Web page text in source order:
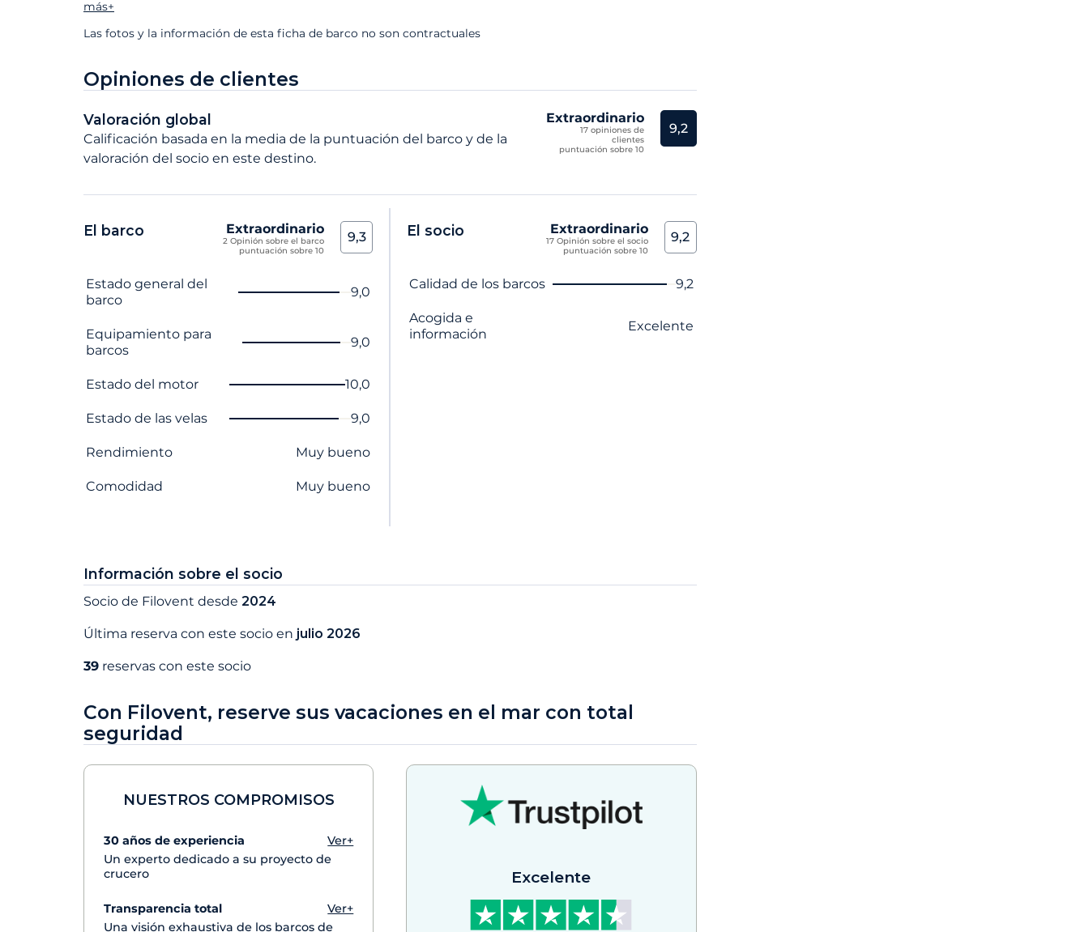
más+
Las fotos y la información de esta ficha de barco no son contractuales
Opiniones de clientes
Valoración global
Calificación basada en la media de la puntuación del barco y de la
valoración del socio en este destino.
Extraordinario
17 opiniones de
clientes
puntuación sobre 10
9,2
El barco Extraordinario
2 Opinión sobre el barco
puntuación sobre 10
9,3
Nombre del criterio
Estado general del
barco
9,0
Equipamiento para
barcos
9,0
Estado del motor 10,0
Estado de las velas 9,0
Rendimiento Muy bueno
Comodidad Muy bueno
El socio Extraordinario
17 Opinión sobre el socio
puntuación sobre 10
9,2
Nombre del criterio Nota
Calidad de los barcos 9,2
Acogida e
información
Excelente
Información sobre el socio
Socio de Filovent desde 2024
Última reserva con este socio en julio 2026
39 reservas con este socio
Con Filovent, reserve sus vacaciones en el mar con total
seguridad
NUESTROS COMPROMISOS
30 años de experiencia
Ver+
Un experto dedicado a su proyecto de
crucero
Transparencia total
Ver+
Una visión exhaustiva de los barcos de
Excelente